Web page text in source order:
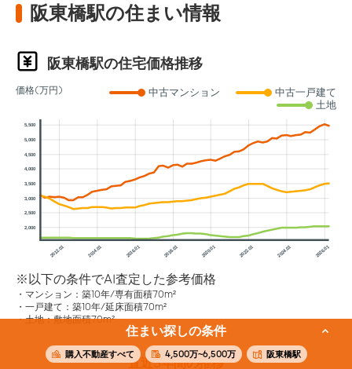
阪東橋駅の住まい情報
阪東橋駅の住宅価格推移
価格(万円) 中古マンション
中古一戸建て
土地
2012.01 2014.01 2016.01 2018.01 2020.01 2022.01 2024.01 2026.01
2,000
2,500
3,000
3,500
4,000
4,500
5,000
5,500
※以下の条件でAI査定した参考価格
マンション：築10年/専有面積70m²
一戸建て：築10年/延床面積70m²
土地：敷地面積70m²
直近3年間の推移
住まい探しの条件
購入不動産すべて 4,500万~6,500万 阪東橋駅